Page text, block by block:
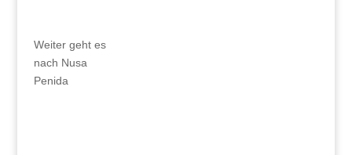
Weiter geht es
nach Nusa
Penida